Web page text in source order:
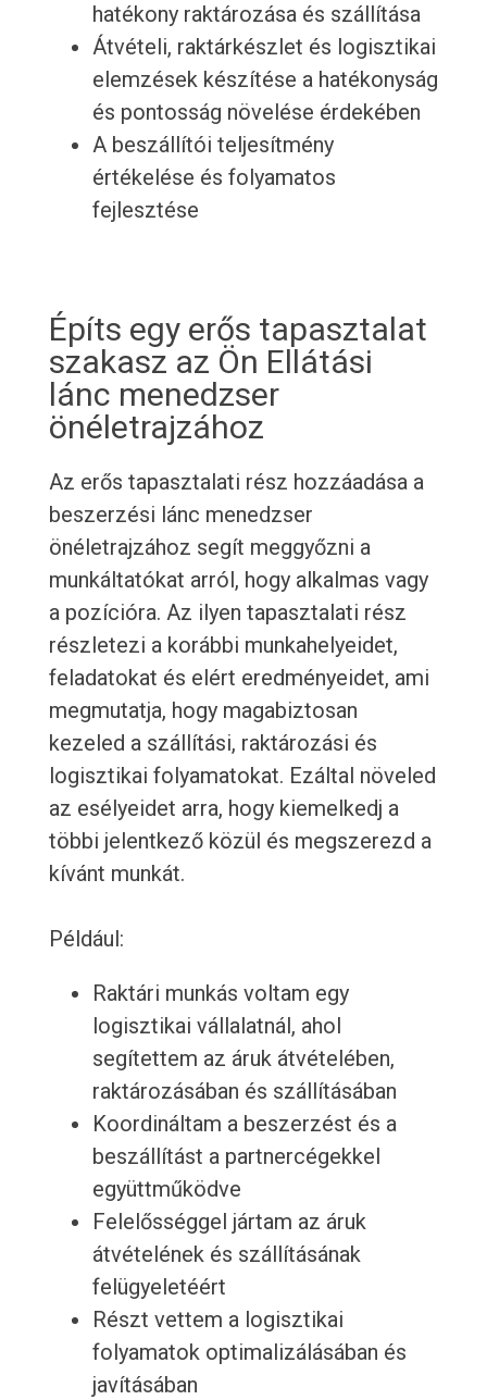
hatékony raktározása és szállítása
Átvételi, raktárkészlet és logisztikai
elemzések készítése a hatékonyság
és pontosság növelése érdekében
A beszállítói teljesítmény
értékelése és folyamatos
fejlesztése
Építs egy erős tapasztalat
szakasz az Ön Ellátási
lánc menedzser
önéletrajzához
Az erős tapasztalati rész hozzáadása a
beszerzési lánc menedzser
önéletrajzához segít meggyőzni a
munkáltatókat arról, hogy alkalmas vagy
a pozícióra. Az ilyen tapasztalati rész
részletezi a korábbi munkahelyeidet,
feladatokat és elért eredményeidet, ami
megmutatja, hogy magabiztosan
kezeled a szállítási, raktározási és
logisztikai folyamatokat. Ezáltal növeled
az esélyeidet arra, hogy kiemelkedj a
többi jelentkező közül és megszerezd a
kívánt munkát.
Például:
Raktári munkás voltam egy
logisztikai vállalatnál, ahol
segítettem az áruk átvételében,
raktározásában és szállításában
Koordináltam a beszerzést és a
beszállítást a partnercégekkel
együttműködve
Felelősséggel jártam az áruk
átvételének és szállításának
felügyeletéért
Részt vettem a logisztikai
folyamatok optimalizálásában és
javításában